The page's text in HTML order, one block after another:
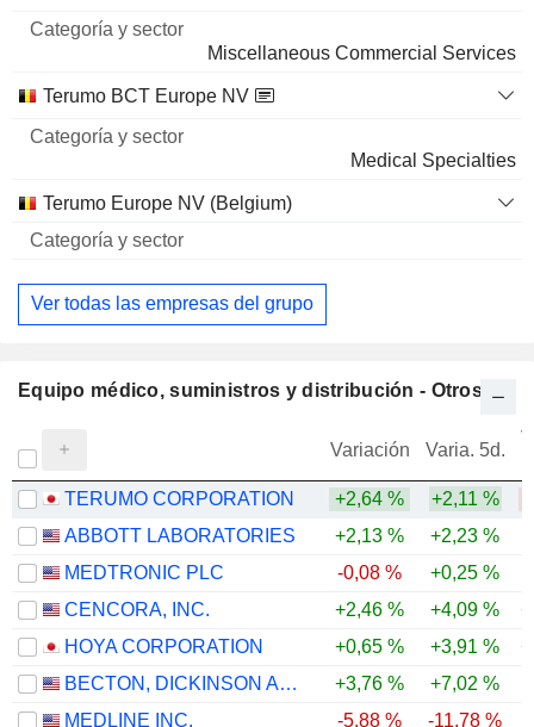
0,16 %
379 942 $
MEDIUS HOLDINGS CO., LTD.
0,32 %
OHKI HEALTHCARE HOLDINGS CO.,LTD.
7 275 $
Miscellaneous Commercial Services
Terumo BCT Europe NV
Medical Specialties
Terumo Europe NV (Belgium)
Ver todas las empresas del grupo
Equipo médico, suministros y distribución - Otros
Variación Varia. 5d.
TERUMO CORPORATION +2,64 % +2,11 %
ABBOTT LABORATORIES
+2,13 % +2,23 %
MEDTRONIC PLC
-0,08 % +0,25 %
CENCORA, INC.
+2,46 % +4,09 %
HOYA CORPORATION
+0,65 % +3,91 %
BECTON, DICKINSON AND COMPANY
+3,76 % +7,02 %
MEDLINE INC.
-5,88 %
-11,78 %